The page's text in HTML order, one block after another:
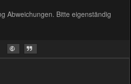
Abweichungen. Bitte eigenständig